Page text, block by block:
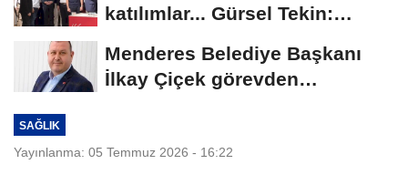
katılımlar... Gürsel Tekin:
Menderes Belediye Başkanı
İlkay Çiçek görevden
SAĞLIK
Yayınlanma: 05 Temmuz 2026 - 16:22